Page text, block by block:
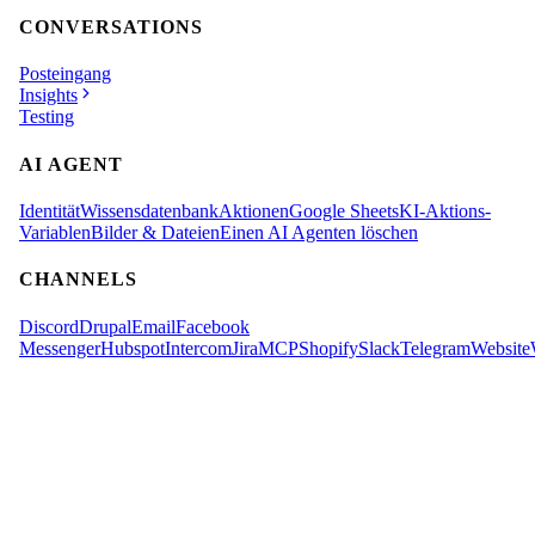
CONVERSATIONS
Posteingang
Insights
Testing
AI AGENT
IdentitätWissensdatenbankAktionenGoogle SheetsKI-Aktions-
VariablenBilder & DateienEinen AI Agenten löschen
CHANNELS
DiscordDrupalEmailFacebook
MessengerHubspotIntercomJiraMCPShopifySlackTelegramWebsite